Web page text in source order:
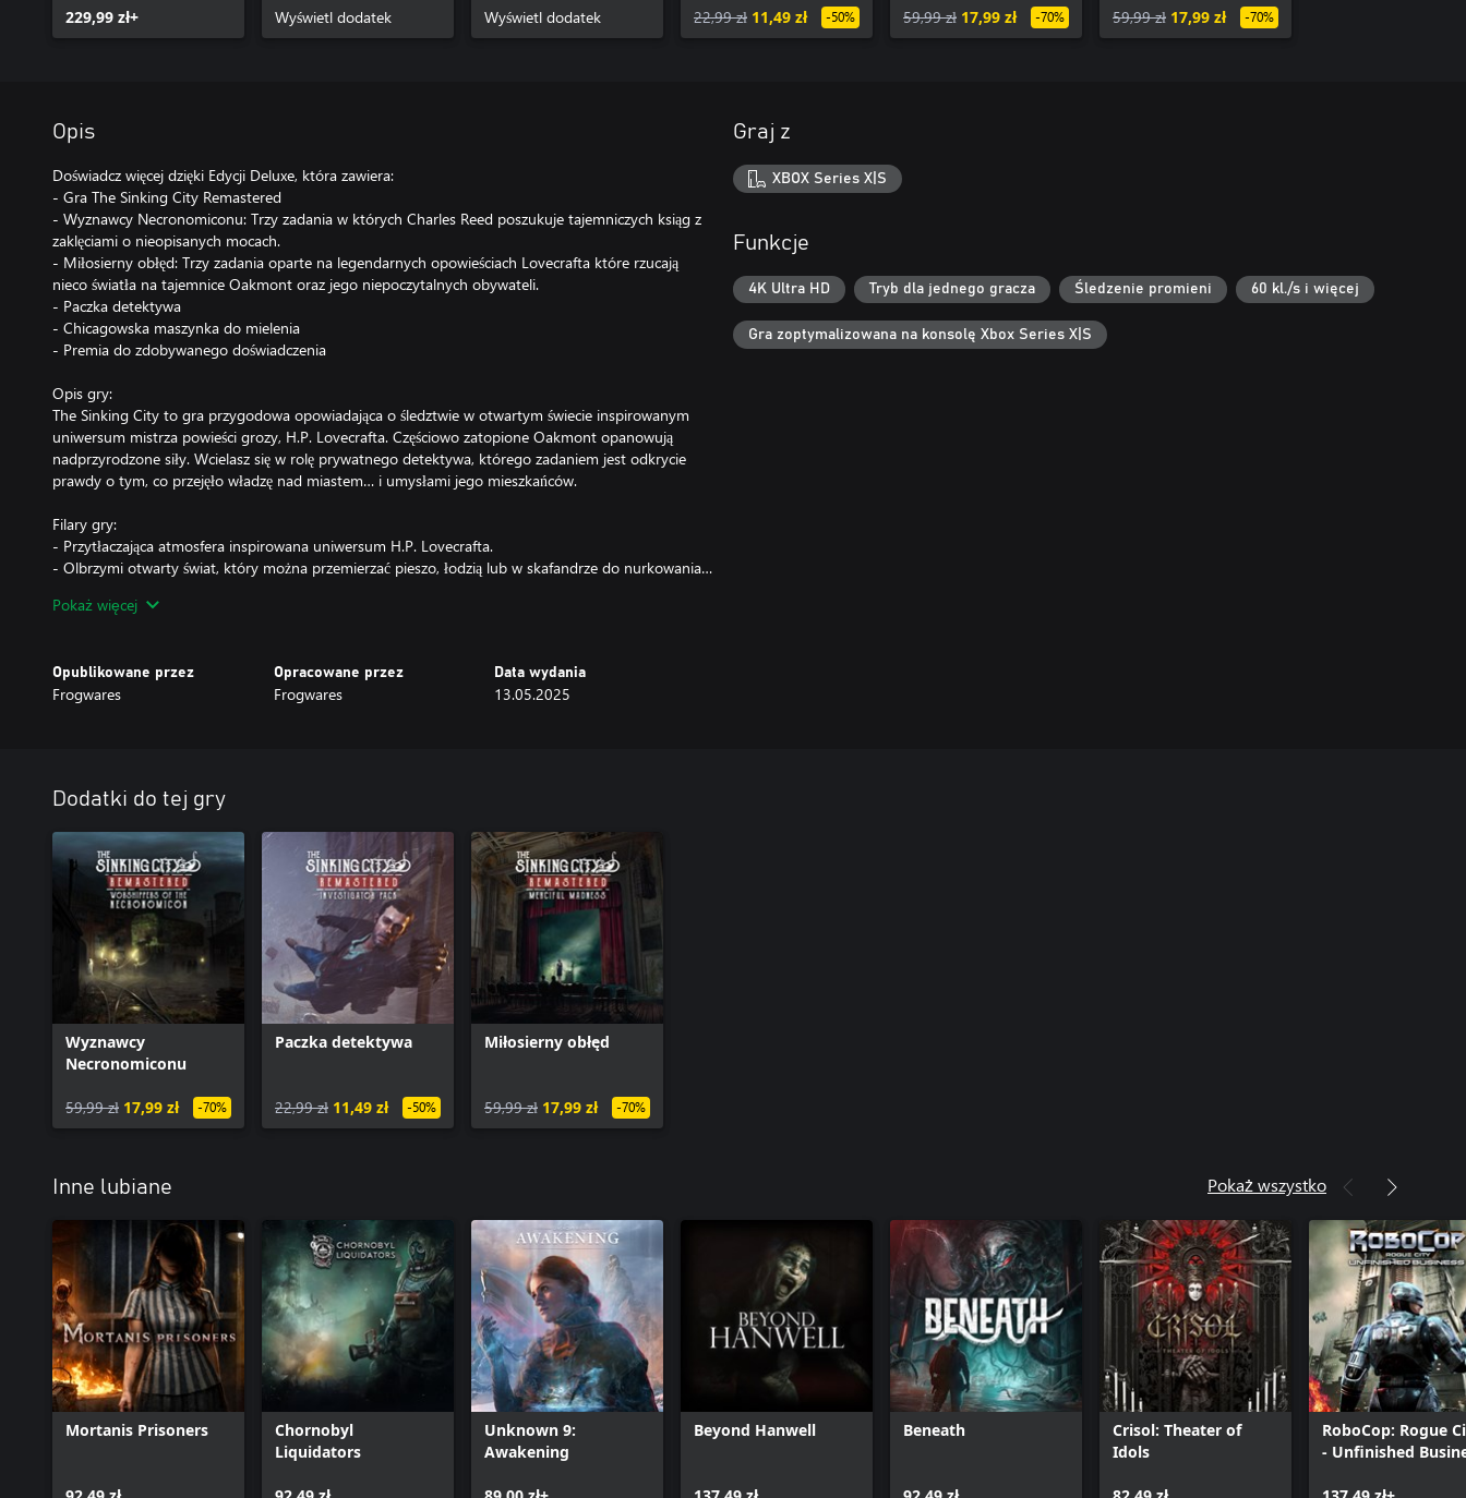
229,99 zł+
Wyświetl dodatek
Wyświetl dodatek
22,99 zł 11,49 zł -50% 59,99 zł 17,99 zł -70% 59,99 zł 17,99 zł -70%
Opis
Doświadcz więcej dzięki Edycji Deluxe, która zawiera:
- Gra The Sinking City Remastered
- Wyznawcy Necronomiconu: Trzy zadania w których Charles Reed poszukuje tajemniczych ksiąg z
zaklęciami o nieopisanych mocach.
- Miłosierny obłęd: Trzy zadania oparte na legendarnych opowieściach Lovecrafta które rzucają
nieco światła na tajemnice Oakmont oraz jego niepoczytalnych obywateli.
- Paczka detektywa
- Chicagowska maszynka do mielenia
- Premia do zdobywanego doświadczenia
Opis gry:
The Sinking City to gra przygodowa opowiadająca o śledztwie w otwartym świecie inspirowanym
uniwersum mistrza powieści grozy, H.P. Lovecrafta. Częściowo zatopione Oakmont opanowują
nadprzyrodzone siły. Wcielasz się w rolę prywatnego detektywa, którego zadaniem jest odkrycie
prawdy o tym, co przejęło władzę nad miastem… i umysłami jego mieszkańców.
Filary gry:
- Przytłaczająca atmosfera inspirowana uniwersum H.P. Lovecrafta.
- Olbrzymi otwarty świat, który można przemierzać pieszo, łodzią lub w skafandrze do nurkowania…
rozwiązać na kilka sposobów – istnieje kilka potencjalnych zakończeń zależnych od twoich działań.
Pokaż więcej
Opublikowane przez
Frogwares
Opracowane przez
Frogwares
Data wydania
13.05.2025
Graj z
XBOX Series X|S
Funkcje
4K Ultra HD Tryb dla jednego gracza Śledzenie promieni 60 kl./s i więcej
Gra zoptymalizowana na konsolę Xbox Series X|S
Dodatki do tej gry
Wyznawcy
Necronomiconu
59,99 zł 17,99 zł -70%
Paczka detektywa
22,99 zł 11,49 zł -50%
Miłosierny obłęd
59,99 zł 17,99 zł -70%
Inne lubiane Pokaż wszystko
Mortanis Prisoners
Chornobyl
Liquidators
Unknown 9:
Awakening
Beyond Hanwell Beneath
Crisol: Theater of
Idols
RoboCop: Rogue
- Unfinished